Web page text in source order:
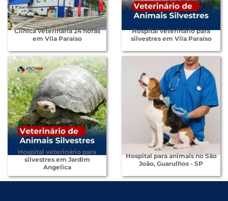
Clínica veterinária 24 horas
em Vila Paraíso
Hospital veterinário para
silvestres em Vila Paraíso
Hospital veterinário para
silvestres em Jardim
Angelica
Hospital para animais no São
João, Guarulhos - SP